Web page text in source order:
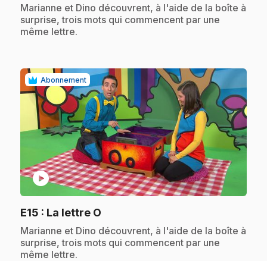
.Marianne et Dino découvrent, à l'aide de la boîte à
surprise, trois mots qui commencent par une
même lettre.
Abonnement
play_circle
E15 : La lettre O
.Marianne et Dino découvrent, à l'aide de la boîte à
surprise, trois mots qui commencent par une
même lettre.